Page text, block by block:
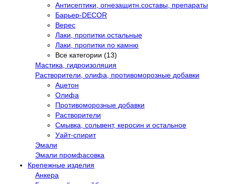
Антисептики, огнезащитн.составы, препараты
Барьер-DECOR
Верес
Лаки, пропитки остальные
Лаки, пропитки по камню
Все категории (13)
Мастика, гидроизоляция
Растворители, олифа, противоморозные добавки
Ацетон
Олифа
Противоморозные добавки
Растворители
Смывка, сольвент, керосин и остальное
Уайт-спирит
Эмали
Эмали промфасовка
Крепежные изделия
Анкера